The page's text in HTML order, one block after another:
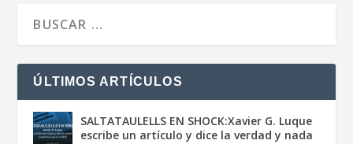
ÚLTIMOS ARTÍCULOS
SALTATAULELLS EN SHOCK:Xavier G. Luque
escribe un artículo y dice la verdad y nada